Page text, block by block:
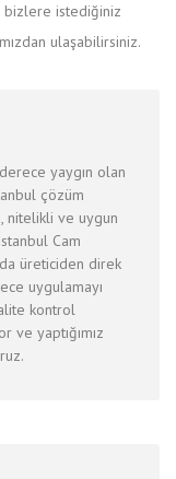
istediğiniz
ulaşabilirsiniz.
yaygın olan
çözüm
nitelikli ve uygun
Cam
üreticiden direk
uygulamayı
kontrol
yaptığımız